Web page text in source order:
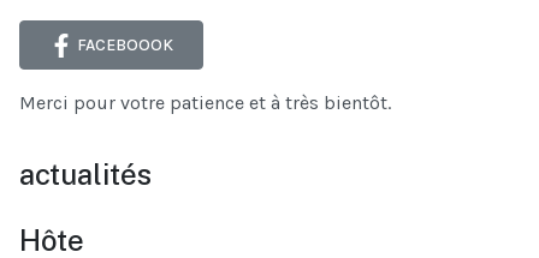
FACEBOOOK
Merci pour votre patience et à très bientôt.
actualités
Hôte